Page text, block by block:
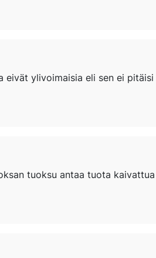
tuoksu antaa tuota